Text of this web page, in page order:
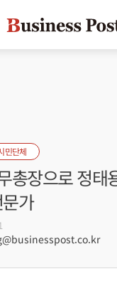
민단체
총장으로 정태
가